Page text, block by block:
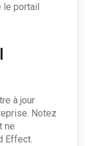
le portail
à jour
Notez
ne
Effect.